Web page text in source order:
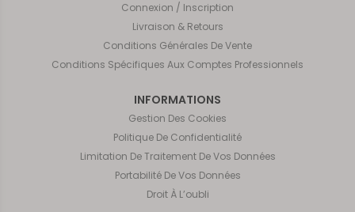
Connexion / Inscription
Livraison & Retours
Conditions Générales De Vente
Conditions Spécifiques Aux Comptes Professionnels
INFORMATIONS
Gestion Des Cookies
Politique De Confidentialité
Limitation De Traitement De Vos Données
Portabilité De Vos Données
Droit À L’oubli